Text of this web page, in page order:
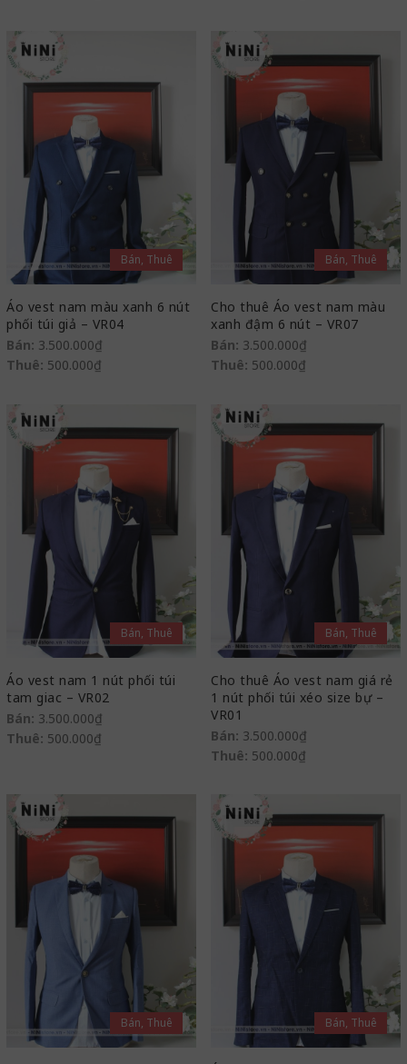
Bán, Thuê
Áo vest nam màu xanh 6 nút
phối túi giả – VR04
Bán: 3.500.000₫
Thuê: 500.000₫
Bán, Thuê
Cho thuê Áo vest nam màu
xanh đậm 6 nút – VR07
Bán: 3.500.000₫
Thuê: 500.000₫
Bán, Thuê
Áo vest nam 1 nút phối túi
tam giac – VR02
Bán: 3.500.000₫
Thuê: 500.000₫
Bán, Thuê
Cho thuê Áo vest nam giá rẻ
1 nút phối túi xéo size bự –
VR01
Bán: 3.500.000₫
Thuê: 500.000₫
Bán, Thuê Bán, Thuê